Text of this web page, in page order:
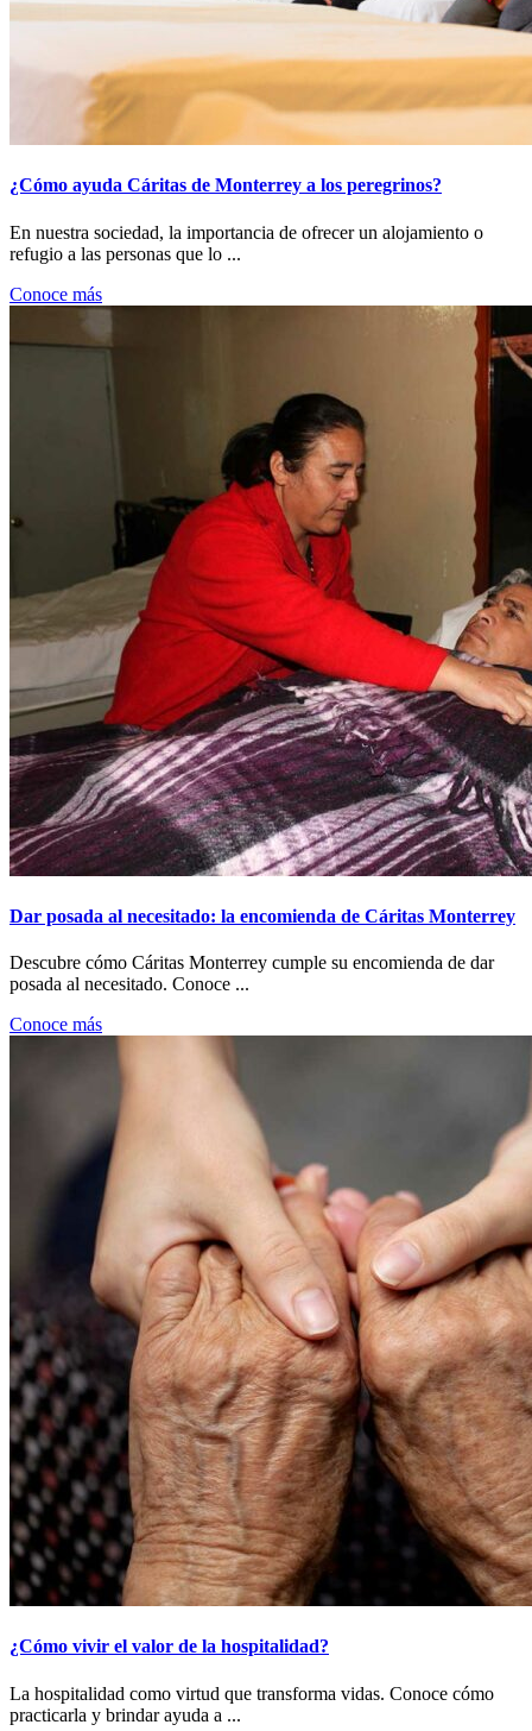
¿Cómo ayuda Cáritas de Monterrey a los peregrinos?
En nuestra sociedad, la importancia de ofrecer un alojamiento o
refugio a las personas que lo ...
Conoce más
Dar posada al necesitado: la encomienda de Cáritas Monterrey
Descubre cómo Cáritas Monterrey cumple su encomienda de dar
posada al necesitado. Conoce ...
Conoce más
¿Cómo vivir el valor de la hospitalidad?
La hospitalidad como virtud que transforma vidas. Conoce cómo
practicarla y brindar ayuda a ...